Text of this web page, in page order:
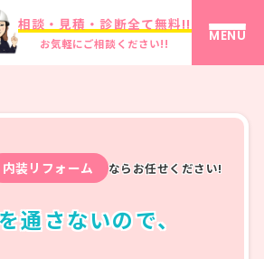
相談・見積・診断全て無料!!
お気軽にご相談ください!! MENU
内装リフォーム ならお任せください!
通さないので、